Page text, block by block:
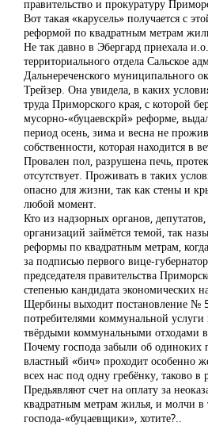
правительство и прокуратуру
Вот такая «карусель» получается с
реформой по квадратным метрам
Не так давно в Эбергард приехала
территориального отдела Сальское
Дальнереченского муниципального
Трейзер. Она увидела, в каких
труда Приморского края, с которой
мусорно-«буцаевскрй» реформе,
период осень, зима и весна не
собственности, которая находится в
Провален пол, разрушена печь,
отсутствует. Проживать в таких
опасно для жизни, так как стены и
любой момент.
Кто из надзорных органов,
организаций займётся темой, так
реформы по квадратным метрам,
за подписью первого вице-
председателя правительства
степенью кандидата экономических
Щербины выходит постановление №
потребителями коммунальной
твёрдыми коммунальными отходами
Почему господа забыли об одиноких
властный «бич» проходит особенно
всех нас под одну гребёнку, таково в
Предьявляют счет на оплату за
квадратным метрам жилья, и молчи в
господа-«буцаевщики», хотите?..